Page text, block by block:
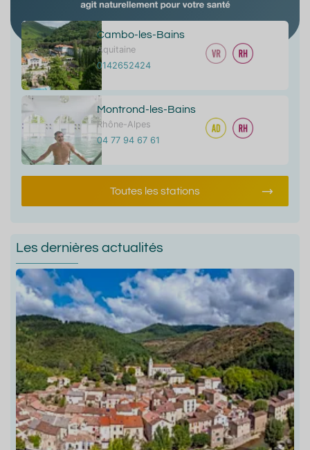
Cambo-les-Bains
Aquitaine
0142652424
Montrond-les-Bains
Rhône-Alpes
04 77 94 67 61
Toutes les stations
Les dernières actualités